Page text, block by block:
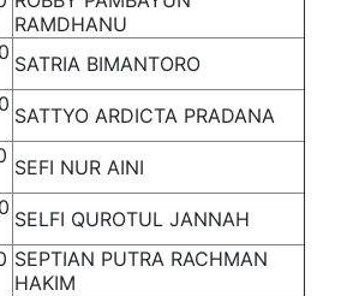
RAMDHANU
SATRIA BIMANTORO
SATTYO ARDICTA PRADANA
SEFI NUR AINI
SELFI QUROTUL JANNAH
SEPTIAN PUTRA RACHMAN
HAKIM